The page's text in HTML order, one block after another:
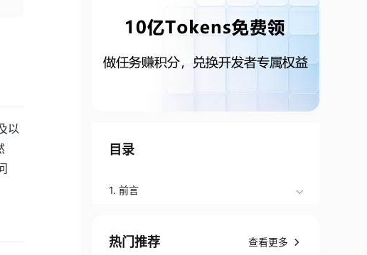
以
目录
1. 前言
热门推荐 查看更多